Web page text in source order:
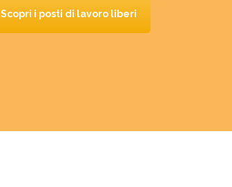
Scopri i posti di lavoro liberi